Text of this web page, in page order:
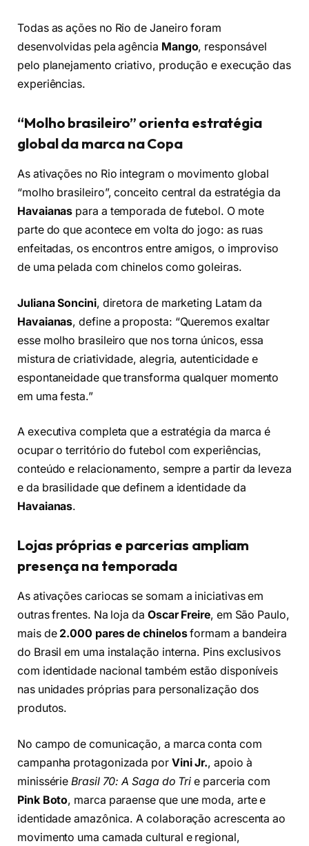
Todas as ações no Rio de Janeiro foram
desenvolvidas pela agência Mango, responsável
pelo planejamento criativo, produção e execução das
experiências.
“Molho brasileiro” orienta estratégia
global da marca na Copa
As ativações no Rio integram o movimento global
“molho brasileiro”, conceito central da estratégia da
Havaianas para a temporada de futebol. O mote
parte do que acontece em volta do jogo: as ruas
enfeitadas, os encontros entre amigos, o improviso
de uma pelada com chinelos como goleiras.
Juliana Soncini, diretora de marketing Latam da
Havaianas, define a proposta: “Queremos exaltar
esse molho brasileiro que nos torna únicos, essa
mistura de criatividade, alegria, autenticidade e
espontaneidade que transforma qualquer momento
em uma festa.”
A executiva completa que a estratégia da marca é
ocupar o território do futebol com experiências,
conteúdo e relacionamento, sempre a partir da leveza
e da brasilidade que definem a identidade da
Havaianas.
Lojas próprias e parcerias ampliam
presença na temporada
As ativações cariocas se somam a iniciativas em
outras frentes. Na loja da Oscar Freire, em São Paulo,
mais de 2.000 pares de chinelosformam a bandeira
do Brasil em uma instalação interna. Pins exclusivos
com identidade nacional também estão disponíveis
nas unidades próprias para personalização dos
produtos.
No campo de comunicação, a marca conta com
campanha protagonizada por Vini Jr., apoio à
minissérieBrasil 70: A Saga do Tri e parceria com
Pink Boto, marca paraense que une moda, arte e
identidade amazônica. A colaboração acrescenta ao
movimento uma camada cultural e regional,